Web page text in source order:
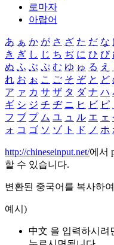
로마자
아랍어
あ ぁ か が さ ざ た だ な
き ぎ し じ ち ぢ に ひ び
ぬ ふ ぶ ぷ む ゆ ゅ る え
れ お ぉ こ ご そ ぞ と ど
ア ァ カ サ ザ タ ダ ナ ハ
ギ シ ジ チ ヂ ニ ヒ ビ ピ
フ ブ プ ム ユ ュ ル エ ェ
ォ コ ゴ ソ ゾ ト ド ノ ホ
http://chineseinput.net/에서
할 수 있습니다.
변환된 중국어를 복사하
예시)
中文 을 입력하시려